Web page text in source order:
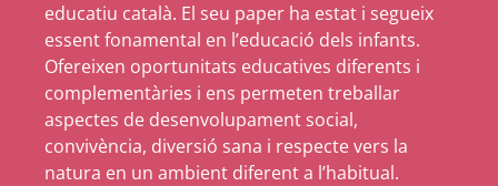
educatiu català. El seu paper ha estat i segueix
essent fonamental en l’educació dels infants.
Ofereixen oportunitats educatives diferents i
complementàries i ens permeten treballar
aspectes de desenvolupament social,
convivència, diversió sana i respecte vers la
natura en un ambient diferent a l’habitual.